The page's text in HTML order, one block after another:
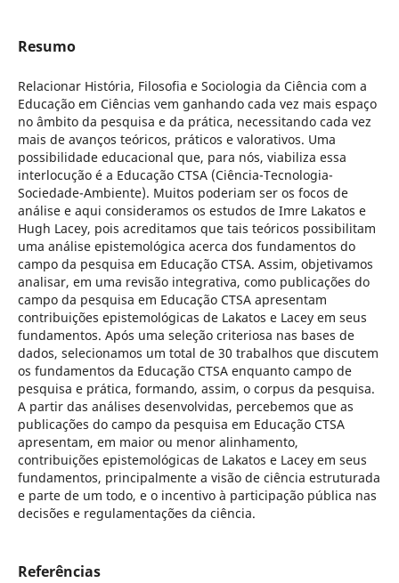
Resumo
Relacionar História, Filosofia e Sociologia da Ciência com a
Educação em Ciências vem ganhando cada vez mais espaço
no âmbito da pesquisa e da prática, necessitando cada vez
mais de avanços teóricos, práticos e valorativos. Uma
possibilidade educacional que, para nós, viabiliza essa
interlocução é a Educação CTSA (Ciência-Tecnologia-
Sociedade-Ambiente). Muitos poderiam ser os focos de
análise e aqui consideramos os estudos de Imre Lakatos e
Hugh Lacey, pois acreditamos que tais teóricos possibilitam
uma análise epistemológica acerca dos fundamentos do
campo da pesquisa em Educação CTSA. Assim, objetivamos
analisar, em uma revisão integrativa, como publicações do
campo da pesquisa em Educação CTSA apresentam
contribuições epistemológicas de Lakatos e Lacey em seus
fundamentos. Após uma seleção criteriosa nas bases de
dados, selecionamos um total de 30 trabalhos que discutem
os fundamentos da Educação CTSA enquanto campo de
pesquisa e prática, formando, assim, o corpus da pesquisa.
A partir das análises desenvolvidas, percebemos que as
publicações do campo da pesquisa em Educação CTSA
apresentam, em maior ou menor alinhamento,
contribuições epistemológicas de Lakatos e Lacey em seus
fundamentos, principalmente a visão de ciência estruturada
e parte de um todo, e o incentivo à participação pública nas
decisões e regulamentações da ciência.
Referências